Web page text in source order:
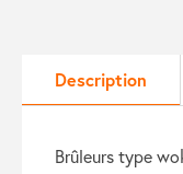
Description
brûleurs type wok 3x ø 290 mm 21,44 kw 2x ø 230